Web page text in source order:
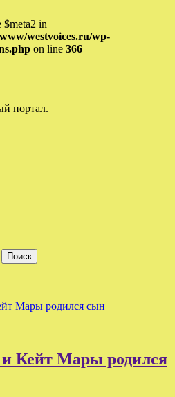
$meta2 in
westvoices.ru/wp-
on line 366
портал.
Мары родился сын
Кейт Мары родился